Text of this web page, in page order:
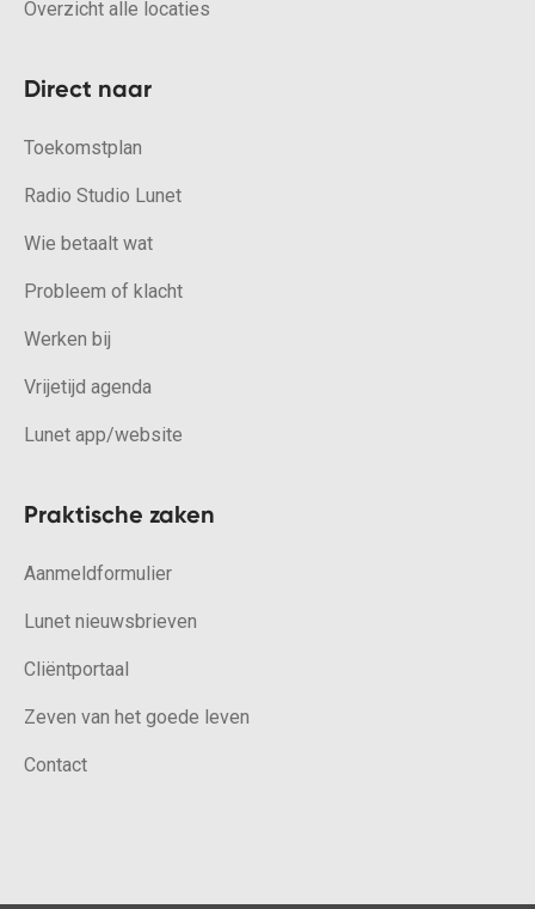
Overzicht alle locaties
Direct naar
Toekomstplan
Radio Studio Lunet
Wie betaalt wat
Probleem of klacht
Werken bij
Vrijetijd agenda
Lunet app/website
Praktische zaken
Aanmeldformulier
Lunet nieuwsbrieven
Cliëntportaal
Zeven van het goede leven
Contact